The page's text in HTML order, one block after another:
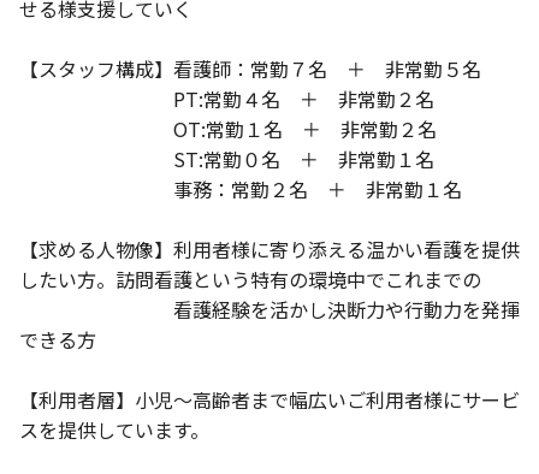
せる様支援していく
【スタッフ構成】看護師：常勤７名 ＋ 非常勤５名
PT:常勤４名 ＋ 非常勤２名
OT:常勤１名 ＋ 非常勤２名
ST:常勤０名 ＋ 非常勤１名
事務：常勤２名 ＋ 非常勤１名
【求める人物像】利用者様に寄り添える温かい看護を提供
したい方。訪問看護という特有の環境中でこれまでの
看護経験を活かし決断力や行動力を発揮
できる方
【利用者層】小児～高齢者まで幅広いご利用者様にサービ
スを提供しています。